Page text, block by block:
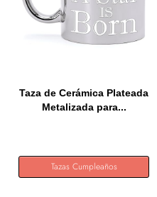
Taza de Cerámica Plateada
Metalizada para...
Tazas Cumpleaños